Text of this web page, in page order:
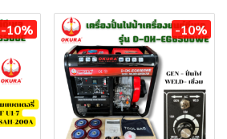
-10% -10%